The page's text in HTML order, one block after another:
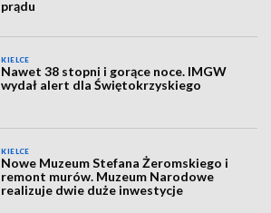
prądu
KIELCE
Nawet 38 stopni i gorące noce. IMGW
wydał alert dla Świętokrzyskiego
KIELCE
Nowe Muzeum Stefana Żeromskiego i
remont murów. Muzeum Narodowe
realizuje dwie duże inwestycje